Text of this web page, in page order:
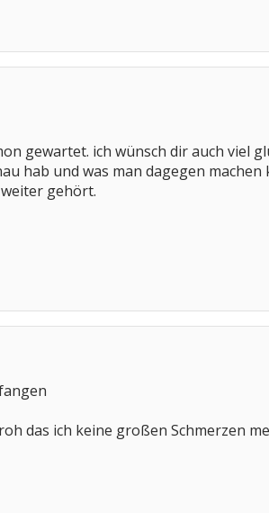
gewartet. ich wünsch dir auch viel
hab und was man dagegen machen
gehört.
das ich keine großen Schmerzen